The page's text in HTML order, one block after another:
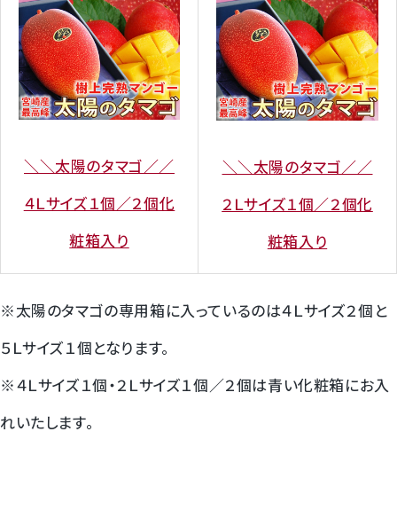
＼＼太陽のタマゴ／／
４Ｌサイズ１個／２個化
粧箱入り
＼＼太陽のタマゴ／／
２Ｌサイズ１個／２個化
粧箱入り
※太陽のタマゴの専用箱に入っているのは４Ｌサイズ２個と
５Ｌサイズ１個となります。
※４Ｌサイズ１個・２Ｌサイズ１個／２個は青い化粧箱にお入
れいたします。